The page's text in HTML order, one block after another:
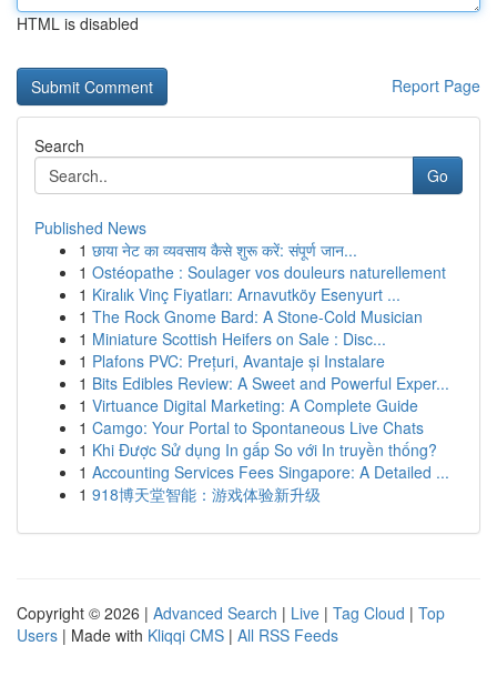
HTML is disabled
Report Page
Search
Go
Published News
1 छाया नेट का व्यवसाय कैसे शुरू करें: संपूर्ण जान...
1 Ostéopathe : Soulager vos douleurs naturellement
1 Kiralık Vinç Fiyatları: Arnavutköy Esenyurt ...
1 The Rock Gnome Bard: A Stone-Cold Musician
1 Miniature Scottish Heifers on Sale : Disc...
1 Plafons PVC: Prețuri, Avantaje și Instalare
1 Bits Edibles Review: A Sweet and Powerful Exper...
1 Virtuance Digital Marketing: A Complete Guide
1 Camgo: Your Portal to Spontaneous Live Chats
1 Khi Được Sử dụng In gấp So với In truyền thống?
1 Accounting Services Fees Singapore: A Detailed ...
1 918博天堂智能：游戏体验新升级
Copyright © 2026 | Advanced Search | Live | Tag Cloud | Top
Users | Made with Kliqqi CMS | All RSS Feeds